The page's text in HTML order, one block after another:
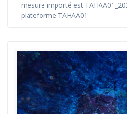
mesure importé est
plateforme TAHAA01